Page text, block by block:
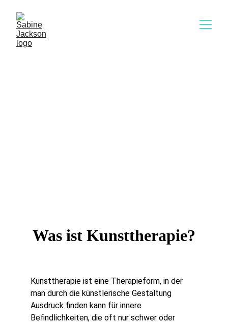
Was ist Kunsttherapie?
Kunsttherapie ist eine Therapieform, in der
man durch die künstlerische Gestaltung
Ausdruck finden kann für innere
Befindlichkeiten, die oft nur schwer oder